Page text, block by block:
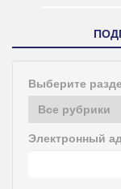
Выберите
Электронный